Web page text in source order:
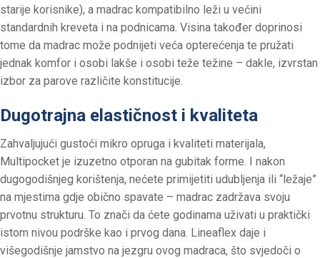
starije korisnike), a madrac kompatibilno leži u većini
standardnih kreveta i na podnicama. Visina također doprinosi
tome da madrac može podnijeti veća opterećenja te pružati
jednak komfor i osobi lakše i osobi teže težine – dakle, izvrstan
izbor za parove različite konstitucije.
Dugotrajna elastičnost i kvaliteta
Zahvaljujući gustoći mikro opruga i kvaliteti materijala,
Multipocket je izuzetno otporan na gubitak forme. I nakon
dugogodišnjeg korištenja, nećete primijetiti udubljenja ili “ležaje”
na mjestima gdje obično spavate – madrac zadržava svoju
prvotnu strukturu. To znači da ćete godinama uživati u praktički
istom nivou podrške kao i prvog dana. Lineaflex daje i
višegodišnje jamstvo na jezgru ovog madraca, što svjedoči o